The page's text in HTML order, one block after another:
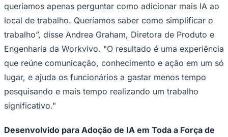
queríamos apenas perguntar como adicionar mais IA ao
local de trabalho. Queríamos saber como simplificar o
trabalho”, disse Andrea Graham, Diretora de Produto e
Engenharia da Workvivo. "O resultado é uma experiência
que reúne comunicação, conhecimento e ação em um só
lugar, e ajuda os funcionários a gastar menos tempo
pesquisando e mais tempo realizando um trabalho
significativo."
Desenvolvido para Adoção de IA em Toda a Força de